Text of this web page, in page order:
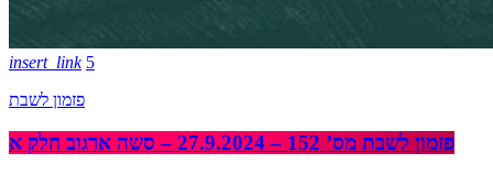
insert_link 5
פזמון לשבת
פזמון לשבת מס’ 152 – 27.9.2024 – סשה ארגוב חלק א